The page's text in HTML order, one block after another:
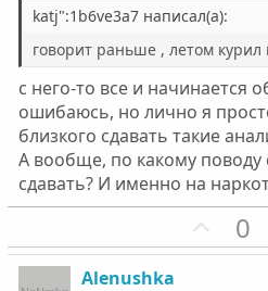
г
о
л
о
с
katj":1b6ve3a7 написал(а):
говорит раньше , летом
с него-то все и начинается
ошибаюсь, но лично я
близкого сдавать такие
А вообще, по какому поводу
сдавать? И именно на
П
о
0
Alenushka